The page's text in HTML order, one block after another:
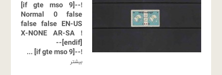
!--[if gte mso 9]
Normal
0
false
false false EN-US
X-NONE AR-SA !
[endif]--
!--[if gte mso 9]
...
بیشتر